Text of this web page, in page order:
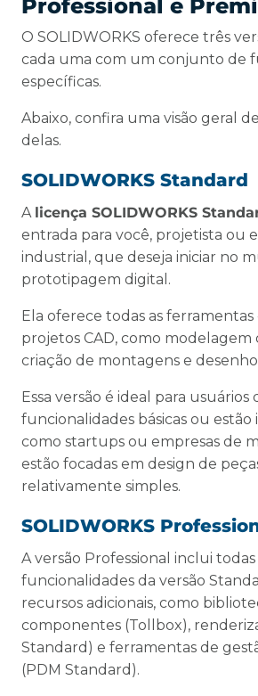
Professional e
O SOLIDWORKS oferece três
cada uma com um conjunto de
específicas.
Abaixo, confira uma visão geral
delas.
SOLIDWORKS Standard
A licença SOLIDWORKS
entrada para você, projetista ou
industrial, que deseja iniciar no
prototipagem digital.
Ela oferece todas as ferramentas
projetos CAD, como modelagem
criação de montagens e
Essa versão é ideal para
funcionalidades básicas ou estão
como startups ou empresas de
estão focadas em design de
relativamente simples.
SOLIDWORKS
A versão Professional inclui todas
funcionalidades da versão
recursos adicionais, como
componentes (Tollbox),
Standard) e ferramentas de
(PDM Standard).